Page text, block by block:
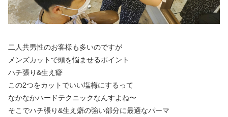
二人共男性のお客様も多いのですが
メンズカットで頭を悩ませるポイント
ハチ張り&生え癖
この2つをカットでいい塩梅にするって
なかなかハードテクニックなんすよね〜
そこでハチ張り&生え癖の強い部分に最適なパーマ